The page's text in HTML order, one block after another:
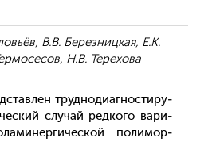
В.В. Березницкая, Е.К.
Н.В. Терехова
труд­но­ди­аг­ности­ру­
слу­чай ред­ко­го ва­ри­
по­лимор­